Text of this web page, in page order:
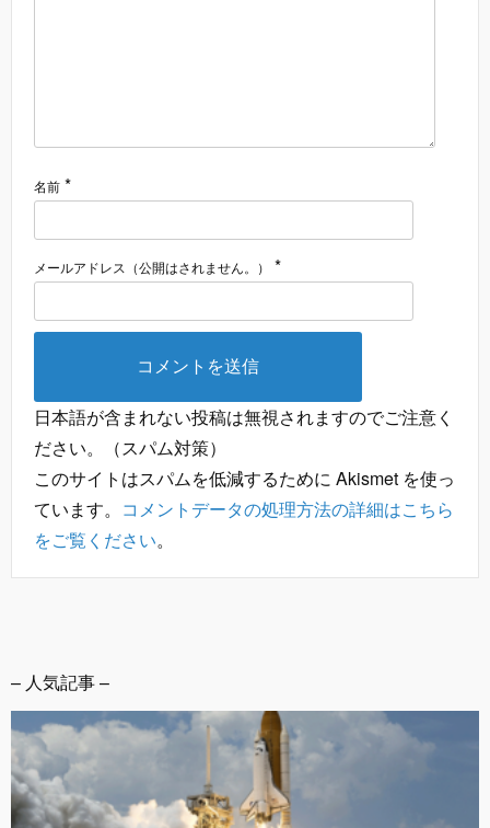
名前 *
メールアドレス（公開はされません。） *
日本語が含まれない投稿は無視されますのでご注意く
ださい。（スパム対策）
このサイトはスパムを低減するために Akismet を使っ
ています。 コメントデータの処理方法の詳細はこちら
をご覧ください。
– 人気記事 –